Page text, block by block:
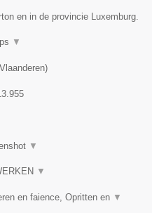
en in de provincie Luxemburg.
▼
)
▼
▼
en faience, Opritten en ▼